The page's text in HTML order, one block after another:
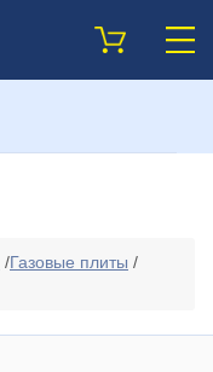
/Газовые плиты /